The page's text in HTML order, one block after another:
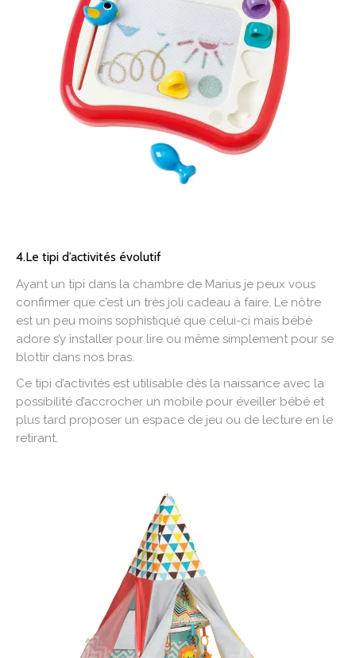
4.Le tipi d’activités évolutif
Ayant un tipi dans la chambre de Marius je peux vous
confirmer que c’est un très joli cadeau à faire. Le nôtre
est un peu moins sophistiqué que celui-ci mais bébé
adore s’y installer pour lire ou même simplement pour se
blottir dans nos bras.
Ce tipi d’activités est utilisable dès la naissance avec la
possibilité d’accrocher un mobile pour éveiller bébé et
plus tard proposer un espace de jeu ou de lecture en le
retirant.